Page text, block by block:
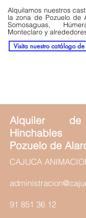
Alquilamos nuestros
la zona de Pozuelo de
Somosaguas,
Monteclaro y
Visita nuestro catálogo
Alquiler
Hinchables
Pozuelo de
CAJUCA
91 851 36 12